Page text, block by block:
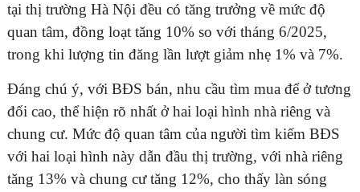
tại thị trường Hà Nội đều có tăng trưởng về mức độ
quan tâm, đồng loạt tăng 10% so với tháng 6/2025,
trong khi lượng tin đăng lần lượt giảm nhẹ 1% và 7%.
Đáng chú ý, với BĐS bán, nhu cầu tìm mua để ở tương
đối cao, thể hiện rõ nhất ở hai loại hình nhà riêng và
chung cư. Mức độ quan tâm của người tìm kiếm BĐS
với hai loại hình này dẫn đầu thị trường, với nhà riêng
tăng 13% và chung cư tăng 12%, cho thấy làn sóng